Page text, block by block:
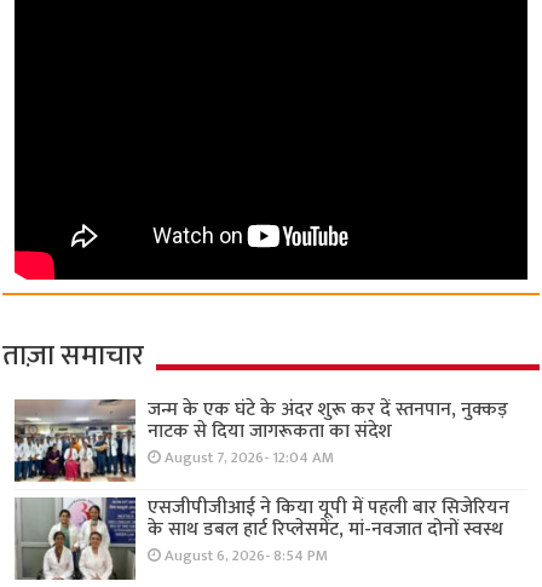
ताज़ा समाचार
जन्म के एक घंटे के अंदर शुरू कर दें स्तनपान, नुक्कड़
नाटक से दिया जागरूकता का संदेश
August 7, 2026- 12:04 AM
एसजीपीजीआई ने किया यूपी में पहली बार सिजेरियन
के साथ डबल हार्ट रिप्लेसमेंट, मां-नवजात दोनों स्वस्थ
August 6, 2026- 8:54 PM